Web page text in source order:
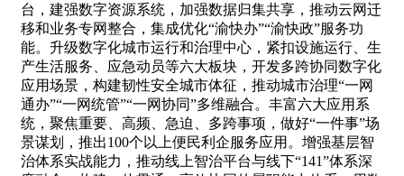
台，建强数字资源系统，加强数据归集共享，推动云网迁
移和业务专网整合，集成优化“渝快办”“渝快政”服务功
能。升级数字化城市运行和治理中心，紧扣设施运行、生
产生活服务、应急动员等六大板块，开发多跨协同数字化
应用场景，构建韧性安全城市体征，推动城市治理“一网
通办”“一网统管”“一网协同”多维融合。丰富六大应用系
统，聚焦重要、高频、急迫、多跨事项，做好“一件事”场
景谋划，推出100个以上便民利企服务应用。增强基层智
治体系实战能力，推动线上智治平台与线下“141”体系深